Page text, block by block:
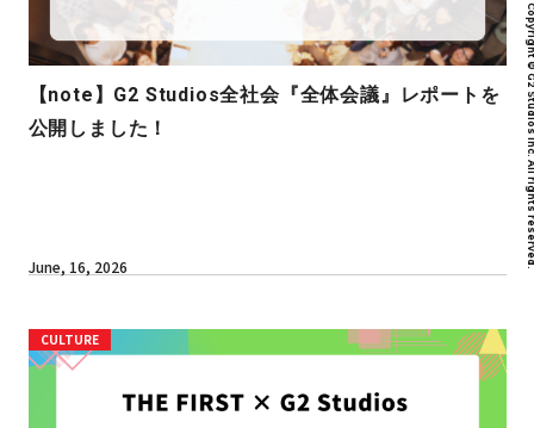
Copyright © G2
【note】G2 Studios全社会『全体会議』レポートを
公開しました！
June, 16, 2026
CULTURE